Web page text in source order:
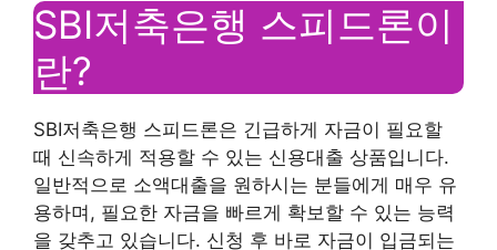
SBI저축은행 스피드론이
란?
SBI저축은행 스피드론은 긴급하게 자금이 필요할
때 신속하게 적용할 수 있는 신용대출 상품입니다.
일반적으로 소액대출을 원하시는 분들에게 매우 유
용하며, 필요한 자금을 빠르게 확보할 수 있는 능력
을 갖추고 있습니다. 신청 후 바로 자금이 입금되는